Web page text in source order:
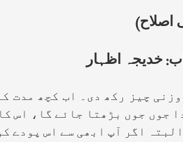
اصلاح)
خدیجہ اظہار
چیز رکھ دی۔ اب کچھ مدت
جوں جوں بڑھتا جائے گا، اس
اگر آپ ابھی سے اس پودے